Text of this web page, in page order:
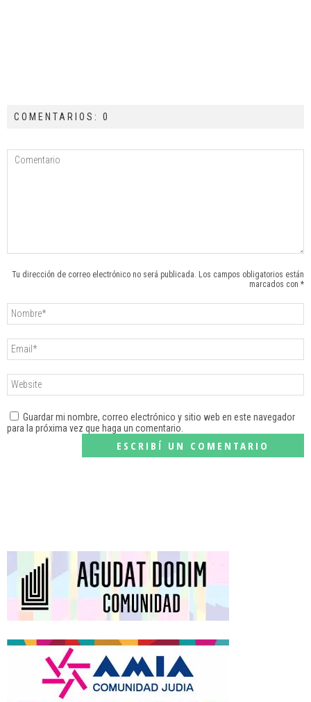
COMENTARIOS: 0
Tu dirección de correo electrónico no será publicada. Los campos obligatorios están
marcados con *
Guardar mi nombre, correo electrónico y sitio web en este navegador
para la próxima vez que haga un comentario.